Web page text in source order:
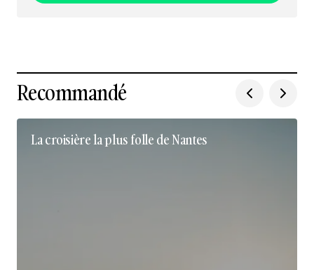
Recommandé
La croisière la plus folle de Nantes